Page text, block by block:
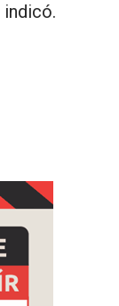
indicó.